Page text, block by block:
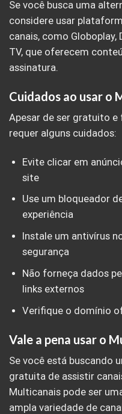
Se você busca uma
considere usar
canais, como Globoplay,
TV, que oferecem
assinatura.
Cuidados ao usar o
Apesar de ser gratuito
requer alguns cuidados:
Evite clicar em
site
Use um bloqueador
experiência
Instale um antivírus
segurança
Não forneça dados
links externos
Verifique o domínio
Vale a pena usar o
Se você está buscando
gratuita de assistir
Multicanais pode ser
ampla variedade de